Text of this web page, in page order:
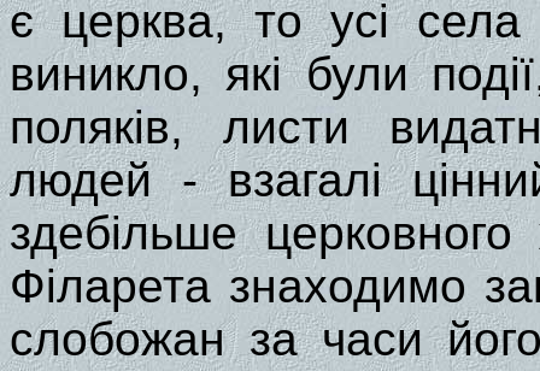
є церква, то усі
виникло, які були
поляків, листи
людей - взагалі
здебільше
Філарета знаходимо
слобожан за часи